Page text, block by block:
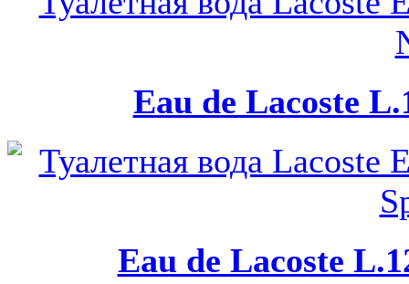
Eau de Lacoste
Eau de Lacoste